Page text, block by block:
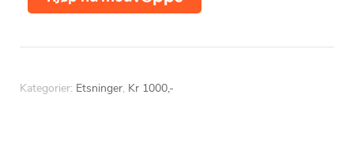
Kategorier: Etsninger, Kr 1000,-